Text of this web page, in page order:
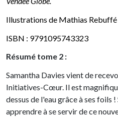
Illustrations de Mathias Rebuffé
ISBN : 9791095743323
Résumé tome 2 :
Samantha Davies vient de
Initiatives-Cœur. Il est
dessus de l'eau grâce à ses foils
apprendre à se servir de ce